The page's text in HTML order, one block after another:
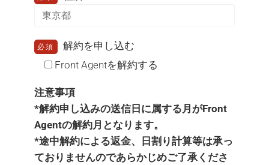
必須
解約を申し込む
Front Agentを解約する
注意事項
*解約申し込みの送信日に属する月がFront
Agentの解約月となります。
*途中解約による返金、日割り計算等は承っ
ておりませんのであらかじめご了承くださ